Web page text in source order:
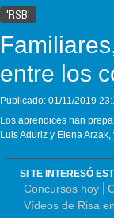
'RSB'
entre los
Publicado: 01/11/2019
Los aprendices han
Luis Aduriz y Elena
SI TE INTERESÓ
Concursos hoy
Vídeos de Risa